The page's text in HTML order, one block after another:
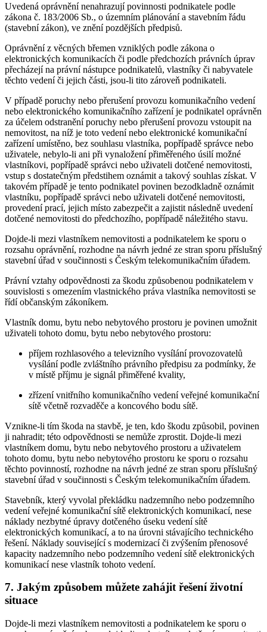
Uvedená oprávnění nenahrazují povinnosti podnikatele podle
zákona č. 183/2006 Sb., o územním plánování a stavebním řádu
(stavební zákon), ve znění pozdějších předpisů.
Oprávnění z věcných břemen vzniklých podle zákona o
elektronických komunikacích či podle předchozích právních úprav
přecházejí na právní nástupce podnikatelů, vlastníky či nabyvatele
těchto vedení či jejich části, jsou-li tito zároveň podnikateli.
V případě poruchy nebo přerušení provozu komunikačního vedení
nebo elektronického komunikačního zařízení je podnikatel oprávněn
za účelem odstranění poruchy nebo přerušení provozu vstoupit na
nemovitost, na níž je toto vedení nebo elektronické komunikační
zařízení umístěno, bez souhlasu vlastníka, popřípadě správce nebo
uživatele, nebylo-li ani při vynaložení přiměřeného úsilí možné
vlastníkovi, popřípadě správci nebo uživateli dotčené nemovitosti,
vstup s dostatečným předstihem oznámit a takový souhlas získat. V
takovém případě je tento podnikatel povinen bezodkladně oznámit
vlastníku, popřípadě správci nebo uživateli dotčené nemovitosti,
provedení prací, jejich místo zabezpečit a zajistit následně uvedení
dotčené nemovitosti do předchozího, popřípadě náležitého stavu.
Dojde-li mezi vlastníkem nemovitosti a podnikatelem ke sporu o
rozsahu oprávnění, rozhodne na návrh jedné ze stran sporu příslušný
stavební úřad v součinnosti s Českým telekomunikačním úřadem.
Právní vztahy odpovědnosti za škodu způsobenou podnikatelem v
souvislosti s omezením vlastnického práva vlastníka nemovitosti se
řídí občanským zákoníkem.
Vlastník domu, bytu nebo nebytového prostoru je povinen umožnit
uživateli tohoto domu, bytu nebo nebytového prostoru:
příjem rozhlasového a televizního vysílání provozovatelů
vysílání podle zvláštního právního předpisu za podmínky, že
v místě příjmu je signál přiměřené kvality,
zřízení vnitřního komunikačního vedení veřejné komunikační
sítě včetně rozvaděče a koncového bodu sítě.
Vznikne-li tím škoda na stavbě, je ten, kdo škodu způsobil, povinen
ji nahradit; této odpovědnosti se nemůže zprostit. Dojde-li mezi
vlastníkem domu, bytu nebo nebytového prostoru a uživatelem
tohoto domu, bytu nebo nebytového prostoru ke sporu o rozsahu
těchto povinností, rozhodne na návrh jedné ze stran sporu příslušný
stavební úřad v součinnosti s Českým telekomunikačním úřadem.
Stavebník, který vyvolal překládku nadzemního nebo podzemního
vedení veřejné komunikační sítě elektronických komunikací, nese
náklady nezbytné úpravy dotčeného úseku vedení sítě
elektronických komunikací, a to na úrovni stávajícího technického
řešení. Náklady související s modernizací či zvýšením přenosové
kapacity nadzemního nebo podzemního vedení sítě elektronických
komunikací nese vlastník tohoto vedení.
7. Jakým způsobem můžete zahájit řešení životní
situace
Dojde-li mezi vlastníkem nemovitosti a podnikatelem ke sporu o